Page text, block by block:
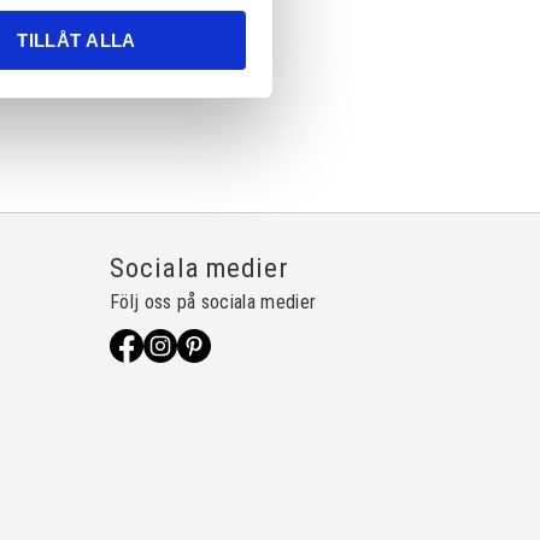
TILLÅT ALLA
Sociala medier
Följ oss på sociala medier